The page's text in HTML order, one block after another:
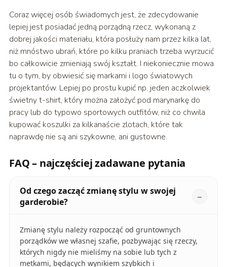
Coraz więcej osób świadomych jest, że zdecydowanie
lepiej jest posiadać jedną porządną rzecz, wykonaną z
dobrej jakości materiału, która posłuży nam przez kilka lat,
niż mnóstwo ubrań, które po kilku praniach trzeba wyrzucić
bo całkowicie zmieniają swój kształt. I niekoniecznie mowa
tu o tym, by obwiesić się markami i logo światowych
projektantów. Lepiej po prostu kupić np. jeden aczkolwiek
świetny t-shirt, który można założyć pod marynarkę do
pracy lub do typowo sportowych outfitów, niż co chwila
kupować koszulki za kilkanaście zlotach, które tak
naprawdę nie są ani szykowne, ani gustowne.
FAQ – najczęściej zadawane pytania
Od czego zacząć zmianę stylu w swojej
garderobie?
Zmianę stylu należy rozpocząć od gruntownych
porządków we własnej szafie, pozbywając się rzeczy,
których nigdy nie mieliśmy na sobie lub tych z
metkami, będących wynikiem szybkich i